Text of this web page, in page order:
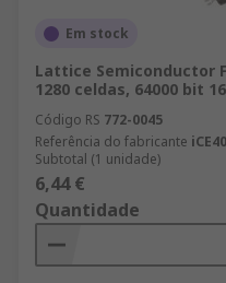
Em stock
Lattice Semiconductor
1280 celdas, 64000 bit
Código RS 772-0045
Referência do fabricante
Subtotal (1 unidade)
6,44 €
Quantidade